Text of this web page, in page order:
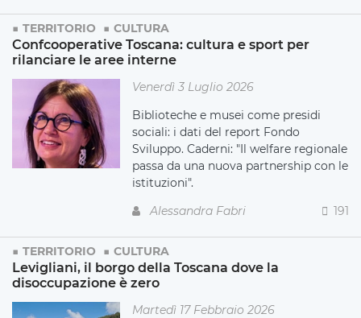
TERRITORIO CULTURA
Confcooperative Toscana: cultura e sport per
rilanciare le aree interne
Venerdì 3 Luglio 2026
Biblioteche e musei come presidi
sociali: i dati del report Fondo
Sviluppo. Caderni: "Il welfare regionale
passa da una nuova partnership con le
istituzioni".
Alessandra Fabri
191
TERRITORIO CULTURA
Levigliani, il borgo della Toscana dove la
disoccupazione è zero
Martedì 17 Febbraio 2026